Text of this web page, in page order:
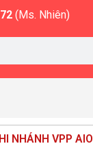
(Ms. Nhiên)
NHÁNH VPP AIO